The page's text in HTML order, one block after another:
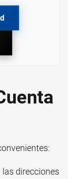
las direcciones